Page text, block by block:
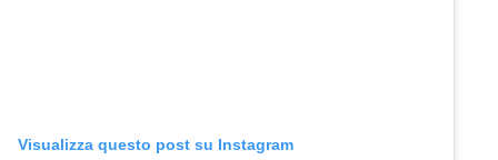
Visualizza questo post su Instagram